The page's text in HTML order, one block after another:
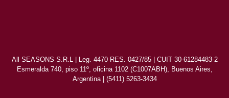
All SEASONS S.R.L | Leg. 4470 RES. 0427/85 | CUIT 30-61284483-2
Esmeralda 740, piso 11º, oficina 1102 (C1007ABH), Buenos Aires,
Argentina | (5411) 5263-3434